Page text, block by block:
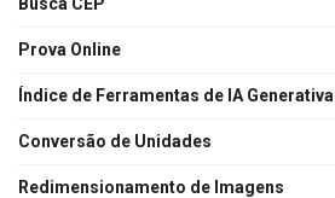
Busca CEP
Prova Online
Índice de Ferramentas de IA Generativa
Conversão de Unidades
Redimensionamento de Imagens